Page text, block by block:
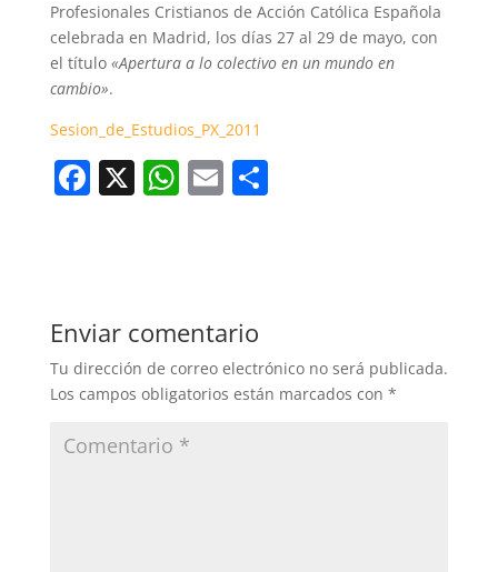
Profesionales Cristianos de Acción Católica Española
celebrada en Madrid, los días 27 al 29 de mayo, con
el título «Apertura a lo colectivo en un mundo en
cambio».
Sesion_de_Estudios_PX_2011
F
b
o
o
X W
A
p
p
E C
tir
Enviar comentario
Tu dirección de correo electrónico no será publicada.
Los campos obligatorios están marcados con *